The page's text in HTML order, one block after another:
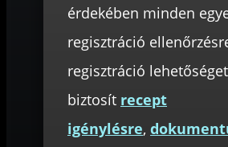
érdekében minden
regisztráció
regisztráció lehetőséget
biztosít recept
igénylésre,